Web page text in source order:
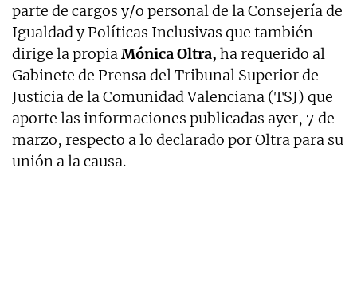
parte de cargos y/o personal de la Consejería de
Igualdad y Políticas Inclusivas que también
dirige la propiaMónica Oltra, ha requerido al
Gabinete de Prensa del Tribunal Superior de
Justicia de la Comunidad Valenciana (TSJ) que
aporte las informaciones publicadas ayer, 7 de
marzo, respecto a lo declarado por Oltra para su
unión a la causa.